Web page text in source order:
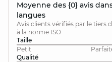
Moyenne des {0} avis
langues
Avis clients vérifiés par le tiers
à la norme ISO
Taille
Petit
Qualité